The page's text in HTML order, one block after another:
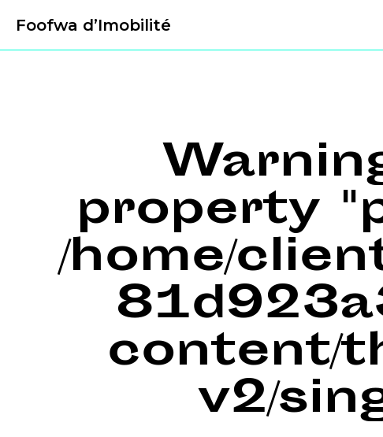
Foofwa d’Imobilité
property
/home/
content/
v2/